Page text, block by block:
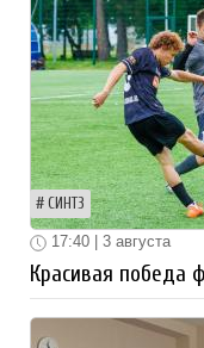
СИНТЗ
17:40 | 3 августа
Красивая победа